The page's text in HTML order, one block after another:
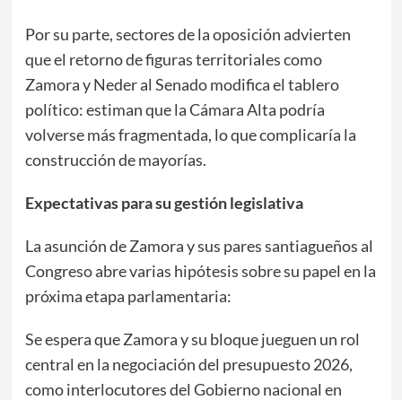
Por su parte, sectores de la oposición advierten
que el retorno de figuras territoriales como
Zamora y Neder al Senado modifica el tablero
político: estiman que la Cámara Alta podría
volverse más fragmentada, lo que complicaría la
construcción de mayorías.
Expectativas para su gestión legislativa
La asunción de Zamora y sus pares santiagueños al
Congreso abre varias hipótesis sobre su papel en la
próxima etapa parlamentaria:
Se espera que Zamora y su bloque jueguen un rol
central en la negociación del presupuesto 2026,
como interlocutores del Gobierno nacional en